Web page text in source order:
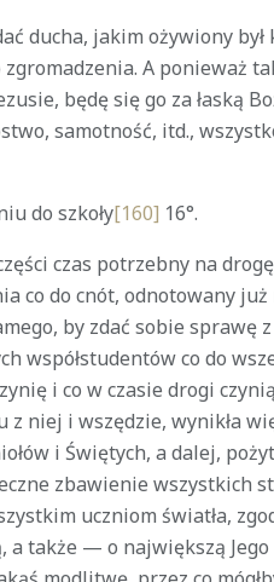
ducha, jakim ożywiony
A ponieważ
będę się go za łaską
samotność, itd.,
do szkoły[160] 16°.
czas potrzebny na
co do cnót, odnotowany
by zdać sobie
współstudentów co do
i co w czasie drogi
z niej i wszędzie, wynikła
i Świętych, a dalej,
zbawienie wszystkich
uczniom światła,
także — o największą Jego